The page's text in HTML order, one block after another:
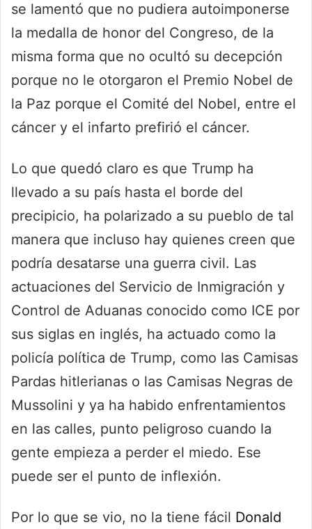
se lamentó que no pudiera autoimponerse
la medalla de honor del Congreso, de la
misma forma que no ocultó su decepción
porque no le otorgaron el Premio Nobel de
la Paz porque el Comité del Nobel, entre el
cáncer y el infarto prefirió el cáncer.
Lo que quedó claro es que Trump ha
llevado a su país hasta el borde del
precipicio, ha polarizado a su pueblo de tal
manera que incluso hay quienes creen que
podría desatarse una guerra civil. Las
actuaciones del Servicio de Inmigración y
Control de Aduanas conocido como ICE por
sus siglas en inglés, ha actuado como la
policía política de Trump, como las Camisas
Pardas hitlerianas o las Camisas Negras de
Mussolini y ya ha habido enfrentamientos
en las calles, punto peligroso cuando la
gente empieza a perder el miedo. Ese
puede ser el punto de inflexión.
Por lo que se vio, no la tiene fácil Donald